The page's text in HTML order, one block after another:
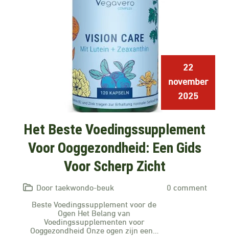
22
november
2025
Het Beste Voedingssupplement
Voor Ooggezondheid: Een Gids
Voor Scherp Zicht
Door taekwondo-beuk
0 comment
Beste Voedingssupplement voor de
Ogen Het Belang van
Voedingssupplementen voor
Ooggezondheid Onze ogen zijn een…